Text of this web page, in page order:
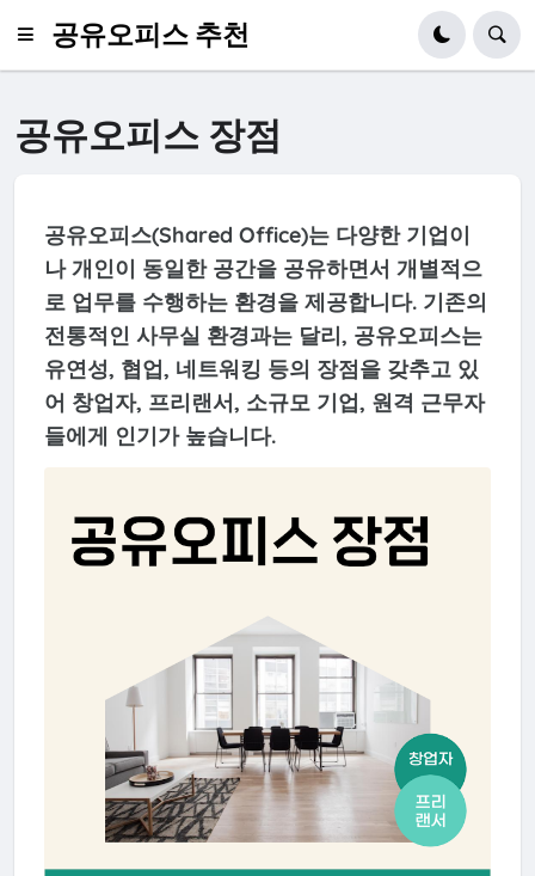
공유오피스 추천
공유오피스 장점
공유오피스(Shared Office)는 다양한 기업이
나 개인이 동일한 공간을 공유하면서 개별적으
로 업무를 수행하는 환경을 제공합니다. 기존의
전통적인 사무실 환경과는 달리, 공유오피스는
유연성, 협업, 네트워킹 등의 장점을 갖추고 있
어 창업자, 프리랜서, 소규모 기업, 원격 근무자
들에게 인기가 높습니다.